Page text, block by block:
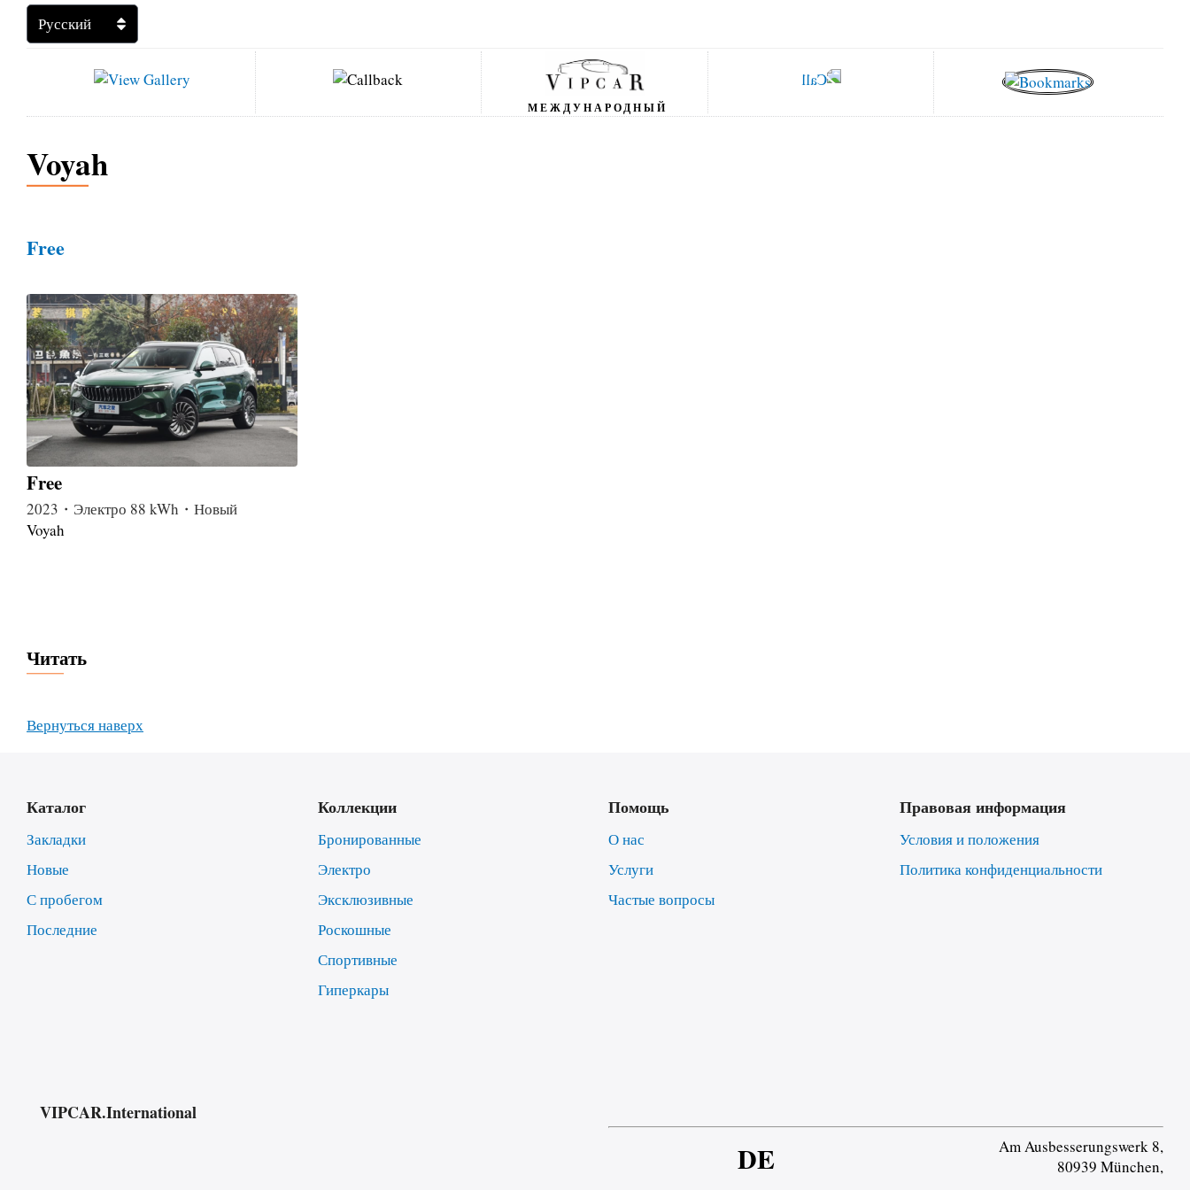
МЕЖДУНАРОДНЫЙ
Voyah
Free
Free
2023・Электро 88 kWh・Новый
Voyah
Читать
Вернуться наверх
Каталог
Закладки
Новые
С пробегом
Последние
Коллекции
Бронированные
Электро
Эксклюзивные
Роскошные
Спортивные
Гиперкары
Помощь
О нас
Услуги
Частые вопросы
Правовая информация
Условия и положения
Политика конфиденциальности
VIPCAR.International
DE
Am Ausbesserungswerk 8,
80939 München,